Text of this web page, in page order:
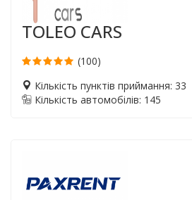
TOLEO CARS
(100)
Кількість пунктів приймання: 33
Кількість автомобілів: 145